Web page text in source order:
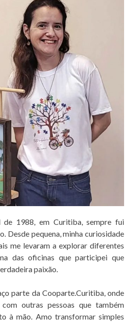
1988, em Curitiba, sempre fui
Desde pequena, minha curiosidade
me levaram a explorar diferentes
das oficinas que participei que
paixão.
parte da Cooparte.Curitiba, onde
outras pessoas que também
à mão. Amo transformar simples